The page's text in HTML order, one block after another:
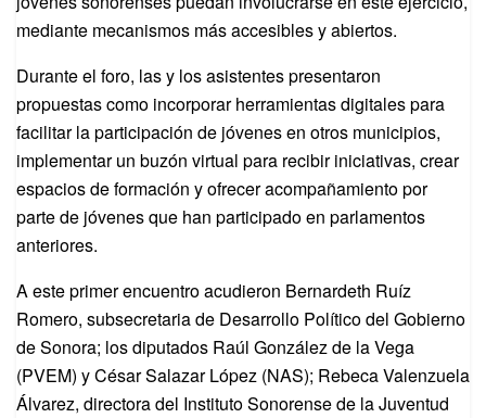
mediante mecanismos más accesibles y abiertos.
Durante el foro, las y los asistentes presentaron
propuestas como incorporar herramientas digitales para
facilitar la participación de jóvenes en otros municipios,
implementar un buzón virtual para recibir iniciativas, crear
espacios de formación y ofrecer acompañamiento por
parte de jóvenes que han participado en parlamentos
anteriores.
A este primer encuentro acudieron Bernardeth Ruíz
Romero, subsecretaria de Desarrollo Político del Gobierno
de Sonora; los diputados Raúl González de la Vega
(PVEM) y César Salazar López (NAS); Rebeca Valenzuela
Álvarez, directora del Instituto Sonorense de la Juventud